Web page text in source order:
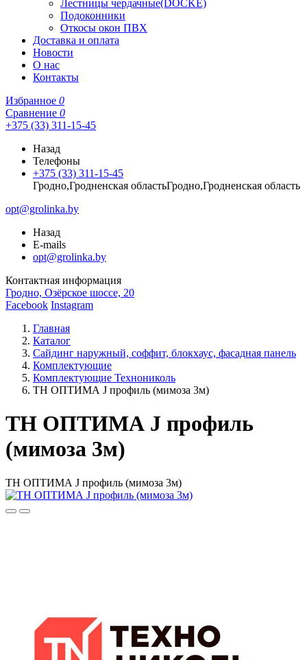
Лестницы чердачные(DOCKE)
Подоконники
Откосы окон ПВХ
Доставка и оплата
Новости
О нас
Контакты
Избранное 0
Сравнение 0
+375 (33) 311-15-45
Назад
Телефоны
+375 (33) 311-15-45
Гродно,Гродненская областьГродно,Гродненская область
opt@grolinka.by
Назад
E-mails
opt@grolinka.by
Контактная информация
Гродно, Озёрское шоссе, 20
Facebook Instagram
Главная
Каталог
Сайдинг наружный, соффит, блокхаус, фасадная панель
Комплектующие
Комплектующие Технониколь
ТН ОПТИМА J профиль (мимоза 3м)
ТН ОПТИМА J профиль
(мимоза 3м)
ТН ОПТИМА J профиль (мимоза 3м)